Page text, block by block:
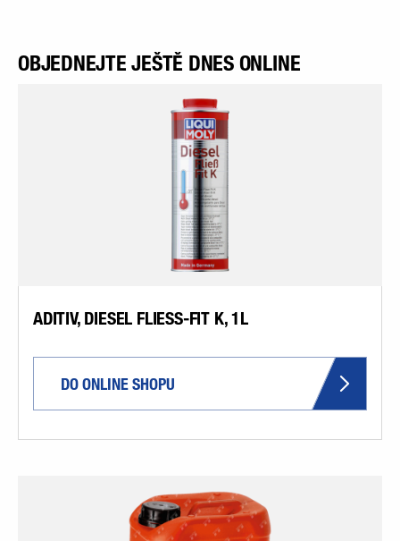
OBJEDNEJTE JEŠTĚ DNES ONLINE
ADITIV, DIESEL FLIESS-FIT K, 1L
DO ONLINE SHOPU